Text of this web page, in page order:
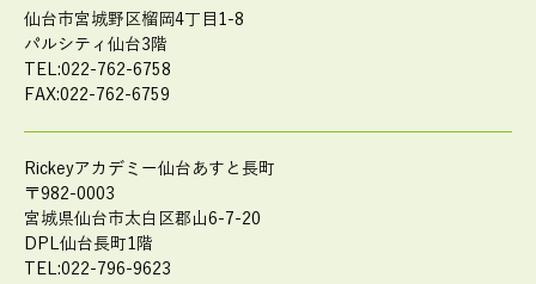
仙台市宮城野区榴岡4丁目1-8
パルシティ仙台3階
TEL:022-762-6758
FAX:022-762-6759
Rickeyアカデミー仙台あすと長町
〒982-0003
宮城県仙台市太白区郡山6-7-20
DPL仙台長町1階
TEL:022-796-9623